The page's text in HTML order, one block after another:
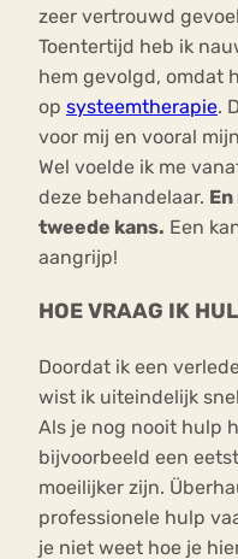
zeer vertrouwd
Toentertijd heb ik
hem gevolgd, omdat
op systeemtherapie.
voor mij en vooral
Wel voelde ik me
deze behandelaar.
tweede kans. Een
aangrijp!
HOE VRAAG IK
Doordat ik een
wist ik uiteindelijk
Als je nog nooit hulp
bijvoorbeeld een
moeilijker zijn.
professionele hulp
je niet weet hoe je